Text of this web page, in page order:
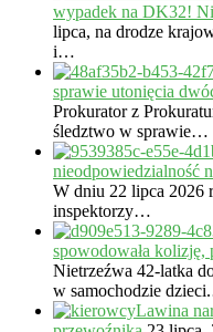
wypadek na DK32!
lipca, na drodze
i…
sprawie utonięcia
Prokurator z
śledztwo w sprawie…
nieodpowiedzialność
W dniu 22 lipca 2026
inspektorzy…
spowodowała
Nietrzeźwa 42-latka
w samochodzie
Lawina